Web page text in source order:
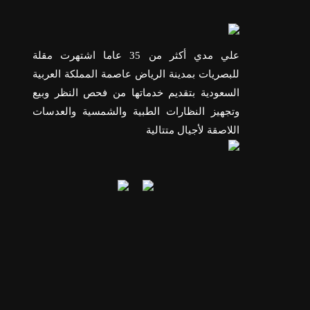
علي مدي أكثر من 35 عاما اشتهرت مقلة
للبصريات بمدينة الرياض عاصمة المملكة العربية
السعودية بتقديم خدماتها من فحص النظر وبيع
وتجهيز النظارات الطبية والشمسية والعدسات
اللاصقة لأجيال متتالية